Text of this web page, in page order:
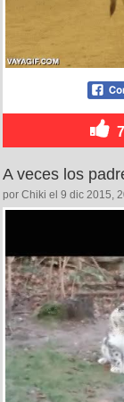
A veces los
por Chiki el 9 dic 2015,